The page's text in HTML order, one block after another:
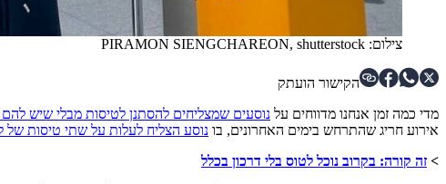
צילום: PIRAMON SIENGCHAREON, shutterstock
הקישור הועתק
מדי כמה זמן אנחנו מדווחים על נוסעים שמצליחים להסתנן לטיסות מבלי שיש
אירוע חריג שהתרחש בימים האחרונים, בו נוסע הצליח לעלות על שתי טיסות של
> זה קורה: בקרוב נוכל לטוס בלי דרכון בכלל